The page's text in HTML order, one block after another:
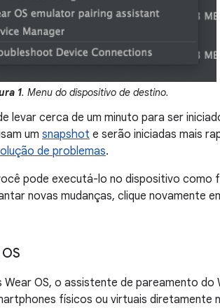
1. Menu do dispositivo de destino.
levar cerca de um minuto para ser
um snapshot e serão iniciadas mais
de problemas.
pode executá-lo no dispositivo como
novas mudanças, clique novamente
OS, o assistente de pareamento do
físicos ou virtuais diretamente